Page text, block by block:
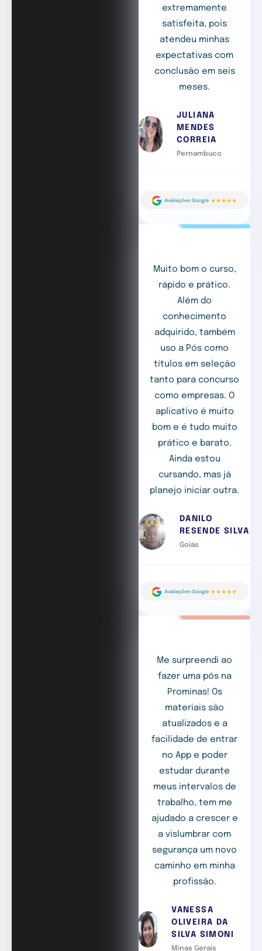
extremamente
satisfeita, pois
atendeu minhas
expectativas com
conclusão em seis
meses.
JULIANA
MENDES
CORREIA
Pernambuco
Muito bom o curso,
rápido e prático.
Além do
conhecimento
adquirido, também
uso a Pós como
títulos em seleção
tanto para concurso
como empresas. O
aplicativo é muito
bom e é tudo muito
prático e barato.
Ainda estou
cursando, mas já
planejo iniciar outra.
DANILO
RESENDE SILVA
Goiás
Me surpreendi ao
fazer uma pós na
Prominas! Os
materiais são
atualizados e a
facilidade de entrar
no App e poder
estudar durante
meus intervalos de
trabalho, tem me
ajudado a crescer e
a vislumbrar com
segurança um novo
caminho em minha
profissão.
VANESSA
OLIVEIRA DA
SILVA SIMONI
Minas Gerais